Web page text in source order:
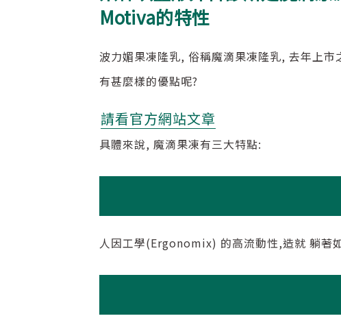
Motiva的特性
波力媚果凍隆乳, 俗稱魔滴果凍隆乳, 去年上
有甚麼樣的優點呢?
請看官方網站文章
具體來說, 魔滴果凍有三大特點:
人因工學(Ergonomix) 的高流動性,造就 躺著